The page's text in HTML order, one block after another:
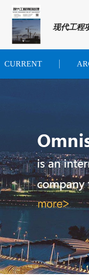
现代工程
CURRENT